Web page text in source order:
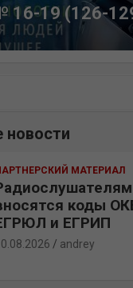
16-19 (126-
новости
МАТЕРИАЛ
коды
и ЕГРИП
andrey